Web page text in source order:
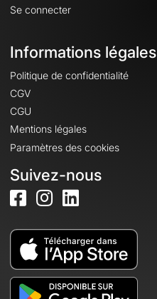
Se connecter
Informations légales
Politique de confidentialité
CGV
CGU
Mentions légales
Paramètres des cookies
Suivez-nous